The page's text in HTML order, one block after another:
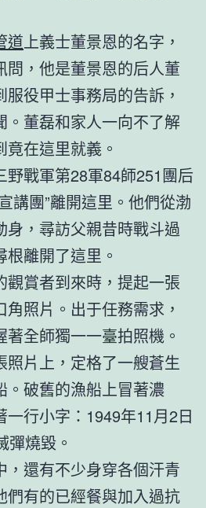
道 上義士董景恩的名字，
問，他是董景恩的后人董
役甲士事務局的告訴，
。董磊和家人一向不了解
在這里就義。
野戰軍第28軍84師251團后
講團”離開這里。他們從渤
身，尋訪父親昔時戰斗過
根離開了這里。
觀賞者到來時，提起一張
照片。出于任務需求，
全師獨一一臺拍照機。
照片上，定格了一艘蒼生
。破舊的漁船上冒著濃
行小字：1949年11月2日
彈燒毀。
，還有不少身穿各個汗青
們有的已經餐與加入過抗